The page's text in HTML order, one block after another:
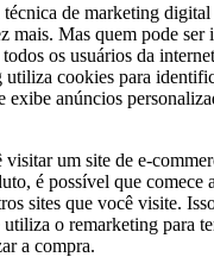
de marketing digital
mais. Mas quem pode ser
os usuários da
utiliza cookies para
exibe anúncios
um site de e-
é possível que comece
sites que você visite.
utiliza o remarketing para
a compra.